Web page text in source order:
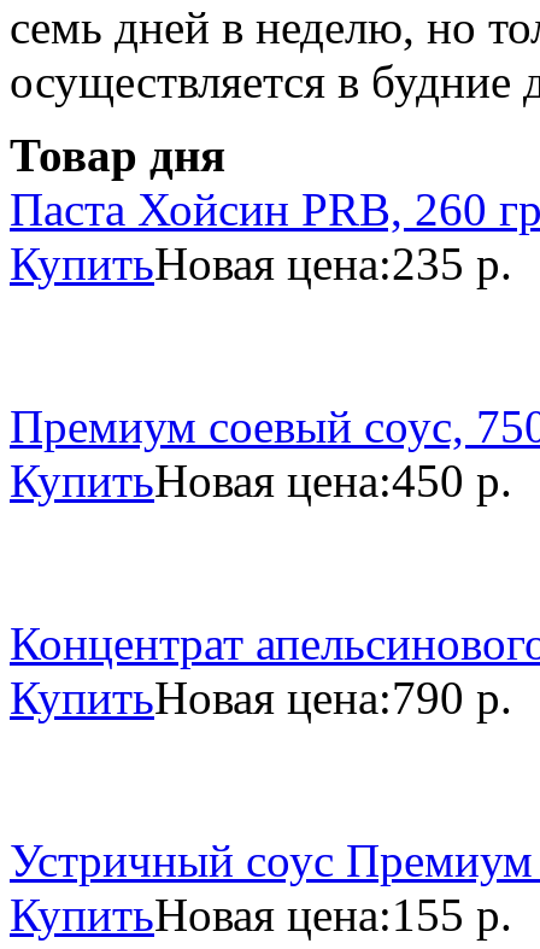
семь дней в неделю, но
осуществляется в будние
Товар дня
Паста Хойсин PRB, 260
КупитьНовая цена:235 р.
Премиум соевый соус,
КупитьНовая цена:450 р.
Концентрат
КупитьНовая цена:790 р.
Устричный соус
КупитьНовая цена:155 р.